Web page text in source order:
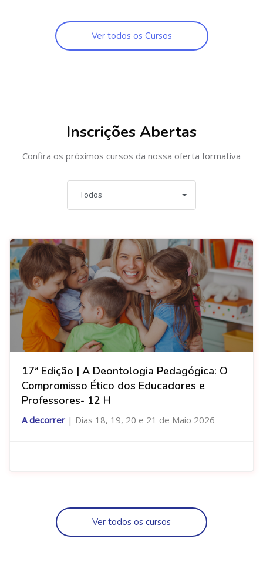
Ver todos os Cursos
Inscrições Abertas
Confira os próximos cursos da nossa oferta formativa
Todos
17ª Edição | A Deontologia Pedagógica: O
Compromisso Ético dos Educadores e
Professores- 12 H
A decorrer | Dias 18, 19, 20 e 21 de Maio 2026
Ver todos os cursos